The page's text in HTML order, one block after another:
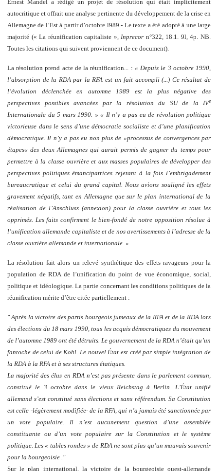
Ernest Mandel a rédigé un projet de résolution qui était implicitement
autocritique et offrait une analyse pertinente du développement de la crise en
Allemagne de l’Est à partir d’octobre l989 - Le texte a été adopté à une large
majorité (« La réunification capitaliste », Inprecor n°322, 18.1. 9l, 4p. NB.
Toutes les citations qui suivent proviennent de ce document).
La résolution prend acte de la réunification... : « Depuis le 3 octobre 1990,
l’absorption de la RDA par la RFA est un fait accompli (...) Ce résultat de
l’évolution déclenchée en automne 1989 est la plus négative des
perspectives possibles avancées par la résolution du SU de la IVe
Internationale du 5 mars 1990. » « Il n’y a pas eu de révolution politique
victorieuse dans le sens d’une démocratie socialiste et d’une planification
démocratique. Il n’y a pas eu non plus de »processus de convergences par
étapes« des deux Allemagnes qui aurait permis de gagner du temps pour
permettre à la classe ouvrière et aux masses populaires de développer des
perspectives politiques émancipatrices rejetant à la fois l’embrigadement
bureaucratique et celui du grand capital. Nous avions souligné les effets
gravement négatifs, tant en Allemagne que sur le plan international de la
réalisation de l’Anschluss (annexion) pour la classe ouvrière et tous les
opprimés. Les faits confirment le bien-fondé de notre opposition résolue à
l’unification allemande capitaliste et de nos avertissements à l’adresse de la
classe ouvrière allemande et internationale. »
La résolution fait alors un relevé synthétique des effets ravageurs pour la
population de RDA de l’unification du point de vue économique, social,
politique et idéologique. La partie concernant les conditions politiques de la
réunification mérite d’être citée partiellement :
" Après la victoire des partis bourgeois jumeaux de la RFA et de la RDA lors
des élections du 18 mars 1990, tous les acquis démocratiques du mouvement
de l’automne 1989 ont été détruits. Le gouvernement de la RDA n’était qu’un
fantoche de celui de Kohl. Le nouvel État est créé par simple intégration de
la RDA à la RFA et à ses structures étatiques.
La majorité des élus en RDA n’est pas présente dans le parlement commun,
constitué le 3 octobre dans le vieux Reichstag à Berlin. L’État unifié
allemand s’est constitué sans élections et sans référendum. Sa Constitution
est celle -légèrement modifiée- de la RFA, qui n’a jamais été sanctionnée par
un vote populaire. Il n’est aucunement question d’une assemblée
constituante ou d’un vote populaire sur la Constitution et le système
politique. Les « tables rondes » de RDA ne sont plus qu’un mauvais souvenir
pour la bourgeoisie ."
Sur le plan international, la victoire de la bourgeoisie ouest-allemande